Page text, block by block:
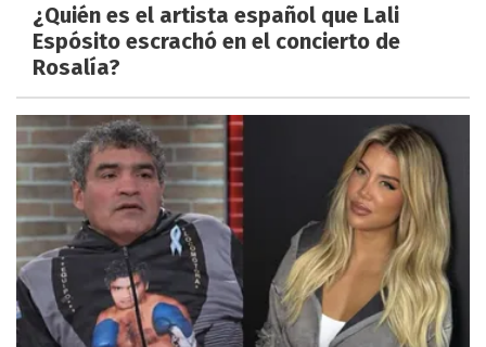
¿Quién es el artista español que Lali
Espósito escrachó en el concierto de
Rosalía?